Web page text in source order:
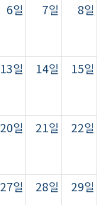
6일 7일 8일
13일 14일 15일
20일 21일 22일
27일 28일 29일